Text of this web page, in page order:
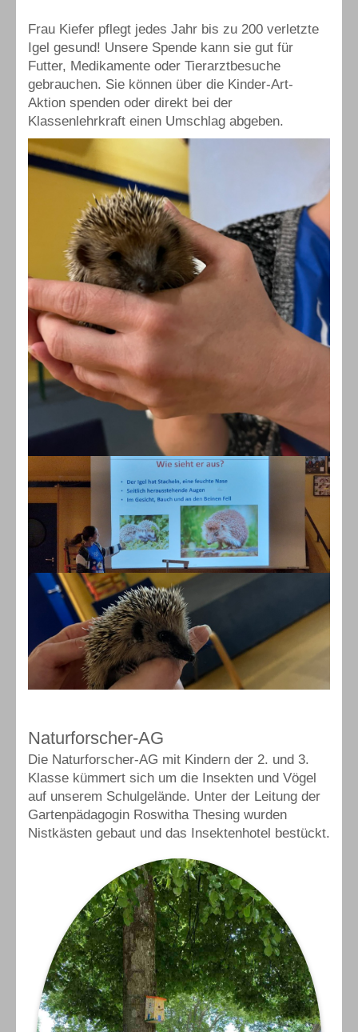
Frau Kiefer pflegt jedes Jahr bis zu 200 verletzte
Igel gesund! Unsere Spende kann sie gut für
Futter, Medikamente oder Tierarztbesuche
gebrauchen. Sie können über die Kinder-Art-
Aktion spenden oder direkt bei der
Klassenlehrkraft einen Umschlag abgeben.
Naturforscher-AG
Die Naturforscher-AG mit Kindern der 2. und 3.
Klasse kümmert sich um die Insekten und Vögel
auf unserem Schulgelände. Unter der Leitung der
Gartenpädagogin Roswitha Thesing wurden
Nistkästen gebaut und das Insektenhotel bestückt.